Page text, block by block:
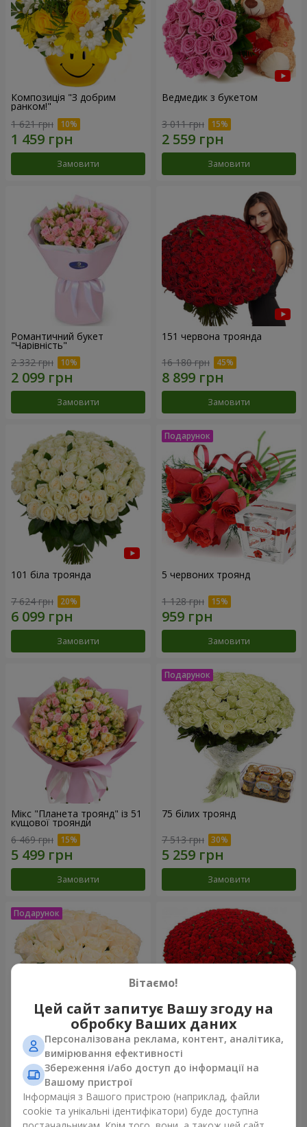
Композиція "З добрим
ранком!"
1 621 грн
Замовити
Ведмедик з букетом
3 011 грн
Замовити
Романтичний букет
"Чарівність"
2 332 грн
Замовити
151 червона троянда
16 180 грн
Замовити
101 біла троянда
7 624 грн
Замовити
5 червоних троянд
1 128 грн
Замовити
Мікс "Планета троянд" із 51
кущової троянди
6 469 грн
Замовити
75 білих троянд
7 513 грн
Замовити
Букет "Очей чарівність"
4 199 грн
Замовити
1000 троянд!
Замовити
Вітаємо!
Цей сайт запитує Вашу згоду на
обробку Ваших даних
Персоналізована реклама, контент, аналітика,
вимірювання ефективності
Збереження і/або доступ до інформації на
Вашому пристрої
Інформація з Вашого пристрою (наприклад, файли
cookie та унікальні ідентифікатори) буде доступна